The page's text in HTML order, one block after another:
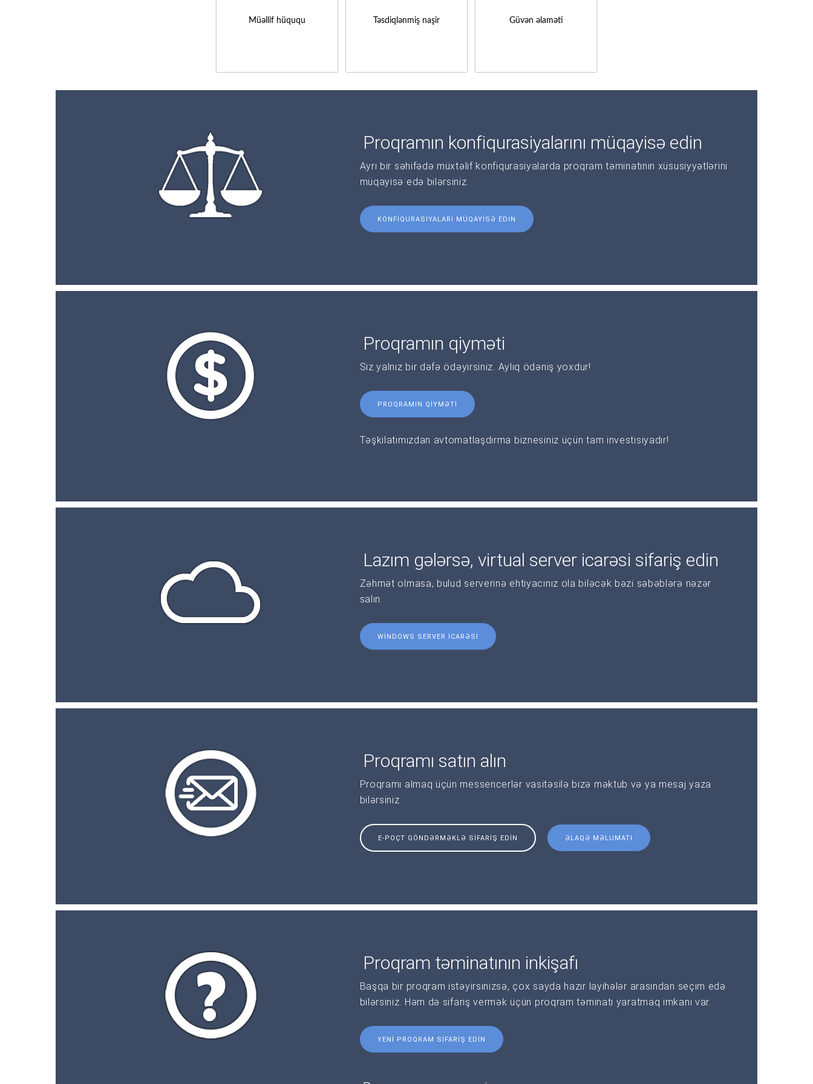
Müəllif hüququ Təsdiqlənmiş naşir Güvən əlaməti
Proqramın konfiqurasiyalarını müqayisə edin
Ayrı bir səhifədə müxtəlif konfiqurasiyalarda proqram təminatının xüsusiyyətlərini
müqayisə edə bilərsiniz.
KONFIQURASIYALARI MÜQAYISƏ EDIN
Proqramın qiyməti
Siz yalnız bir dəfə ödəyirsiniz. Aylıq ödəniş yoxdur!
PROQRAMIN QIYMƏTI
Təşkilatımızdan avtomatlaşdırma biznesiniz üçün tam investisiyadır!
Lazım gələrsə, virtual server icarəsi sifariş edin
Zəhmət olmasa, bulud serverinə ehtiyacınız ola biləcək bəzi səbəblərə nəzər
salın.
WINDOWS SERVER ICARƏSI
Proqramı satın alın
Proqramı almaq üçün messencerlər vasitəsilə bizə məktub və ya mesaj yaza
bilərsiniz
E-POÇT GÖNDƏRMƏKLƏ SIFARIŞ EDIN ƏLAQƏ MƏLUMATI
Proqram təminatının inkişafı
Başqa bir proqram istəyirsinizsə, çox sayda hazır layihələr arasından seçim edə
bilərsiniz. Həm də sifariş vermək üçün proqram təminatı yaratmaq imkanı var.
YENI PROQRAM SIFARIŞ EDIN